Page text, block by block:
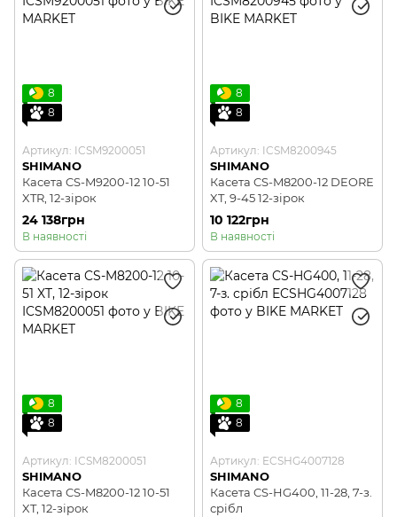
8
8
Артикул: ICSM9200051
SHIMANO
Касета CS-M9200-12 10-51
XTR, 12-зірок
24 138грн
В наявності
8
8
Артикул: ICSM8200945
SHIMANO
Касета CS-M8200-12 DEORE
XT, 9-45 12-зірок
10 122грн
В наявності
8
8
Артикул: ICSM8200051
SHIMANO
Касета CS-M8200-12 10-51
XT, 12-зірок
8
8
Артикул: ECSHG4007128
SHIMANO
Касета CS-HG400, 11-28, 7-з.
срібл